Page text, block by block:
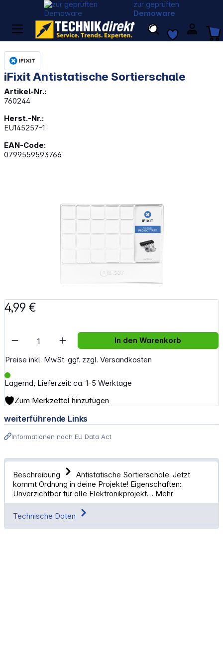
zur geprüften
Demoware
iFixit Antistatische Sortierschale
Artikel-Nr.:
760244
Herst.-Nr.:
EU145257-1
EAN-Code:
0799559593766
4,99 €
Preise inkl. MwSt. ggf. zzgl. Versandkosten
Lagernd, Lieferzeit: ca. 1-5 Werktage
Artikel Anzahl: Gib den gewünschten
In den Warenkorb
Zum Merkzettel hinzufügen
weiterführende Links
Informationen nach EU Data Act
Beschreibung
Antistatische Sortierschale. Jetzt
kommt Ordnung in deine Projekte! Eigenschaften:
Unverzichtbar für alle Elektronikprojekt… Mehr
Technische Daten